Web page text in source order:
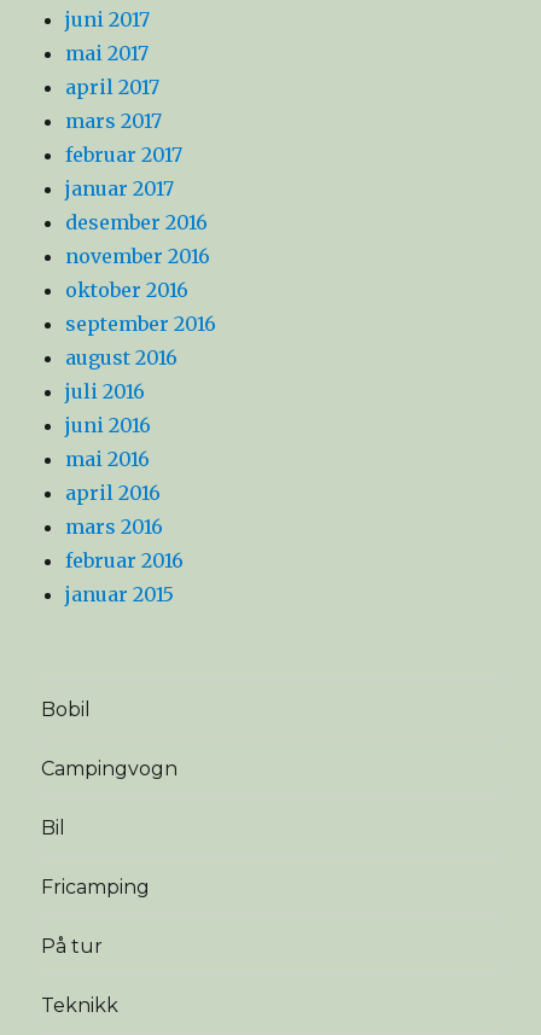
juni 2017
mai 2017
april 2017
mars 2017
februar 2017
januar 2017
desember 2016
november 2016
oktober 2016
september 2016
august 2016
juli 2016
juni 2016
mai 2016
april 2016
mars 2016
februar 2016
januar 2015
Bobil
Campingvogn
Bil
Fricamping
På tur
Teknikk